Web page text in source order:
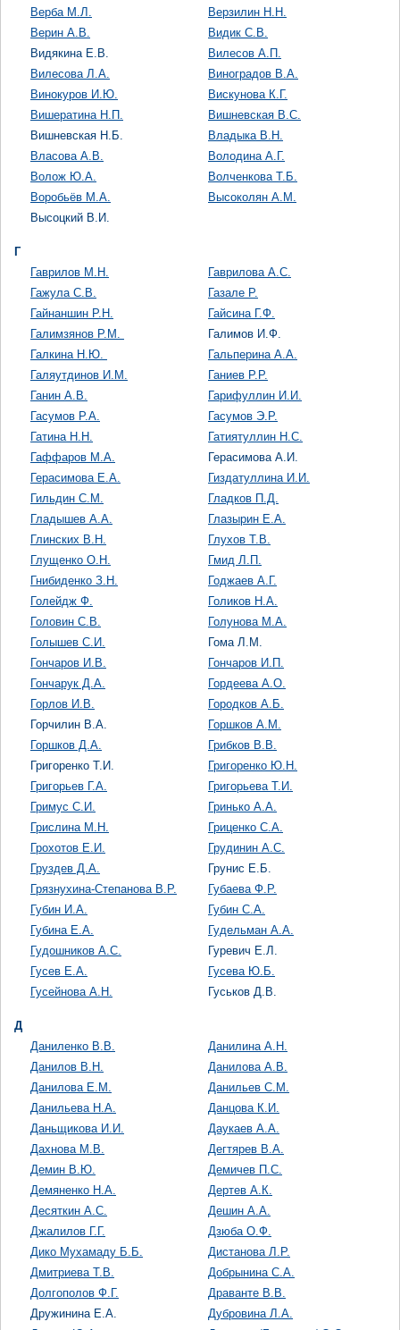
Верба М.Л.
Верзилин Н.Н.
Верин А.В.
Видик С.В.
Видякина Е.В.
Вилесов А.П.
Вилесова Л.А.
Виноградов В.А.
Винокуров И.Ю.
Вискунова К.Г.
Вишератина Н.П.
Вишневская В.С.
Вишневская Н.Б.
Владыка В.Н.
Власова А.В.
Володина А.Г.
Волож Ю.А.
Волченкова Т.Б.
Воробьёв М.А.
Высоколян А.М.
Высоцкий В.И.
Г
Гаврилов М.Н.
Гаврилова А.С.
Гажула С.В.
Газале Р.
Гайнаншин Р.Н.
Гайсина Г.Ф.
Галимзянов Р.М.
Галимов И.Ф.
Галкина Н.Ю.
Гальперина А.А.
Галяутдинов И.М.
Ганиев Р.Р.
Ганин А.В.
Гарифуллин И.И.
Гасумов Р.А.
Гасумов Э.Р.
Гатина Н.Н.
Гатиятуллин Н.С.
Гаффаров М.А.
Герасимова А.И.
Герасимова Е.А.
Гиздатуллина И.И.
Гильдин С.М.
Гладков П.Д.
Гладышев А.А.
Глазырин Е.А.
Глинских В.Н.
Глухов Т.В.
Глущенко О.Н.
Гмид Л.П.
Гнибиденко З.Н.
Годжаев А.Г.
Голейдж Ф.
Голиков Н.А.
Головин С.В.
Голунова М.А.
Голышев С.И.
Гома Л.М.
Гончаров И.В.
Гончаров И.П.
Гончарук Д.А.
Гордеева А.О.
Горлов И.В.
Городков А.Б.
Горчилин В.А.
Горшков А.М.
Горшков Д.А.
Грибков В.В.
Григоренко Т.И.
Григоренко Ю.Н.
Григорьев Г.А.
Григорьева Т.И.
Гримус С.И.
Гринько А.А.
Грислина М.Н.
Гриценко С.А.
Грохотов Е.И.
Грудинин А.С.
Груздев Д.А.
Грунис Е.Б.
Грязнухина-Степанова В.Р.
Губаева Ф.Р.
Губин И.А.
Губин С.А.
Губина Е.А.
Гудельман А.А.
Гудошников А.С.
Гуревич Е.Л.
Гусев Е.А.
Гусева Ю.Б.
Гусейнова А.Н.
Гуськов Д.В.
Д
Даниленко В.В.
Данилина А.Н.
Данилов В.Н.
Данилова А.В.
Данилова Е.М.
Данильев С.М.
Данильева Н.А.
Данцова К.И.
Даньщикова И.И.
Даукаев А.А.
Дахнова М.В.
Дегтярев В.А.
Демин В.Ю.
Демичев П.С.
Демяненко Н.А.
Дертев А.К.
Десяткин А.С.
Дешин А.А.
Джалилов Г.Г.
Дзюба О.Ф.
Дико Мухамаду Б.Б.
Дистанова Л.Р.
Дмитриева Т.В.
Добрынина С.А.
Долгополов Ф.Г.
Драванте В.В.
Дружинина Е.А.
Дубровина Л.А.